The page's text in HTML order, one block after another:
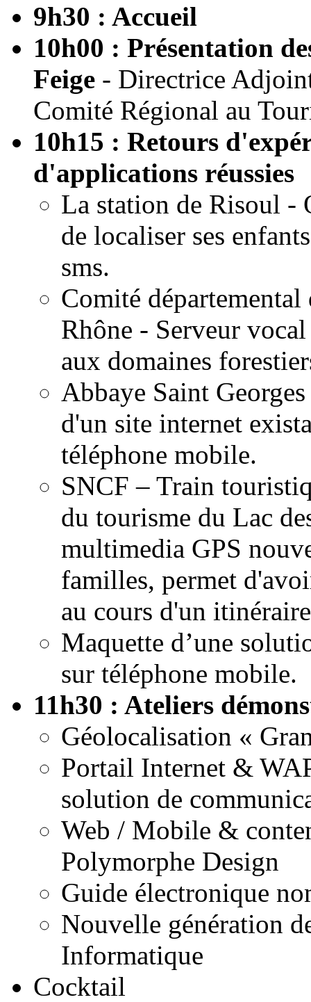
9h30 : Accueil
10h00 : Présentation
Feige - Directrice
Comité Régional au
10h15 : Retours
d'applications réussies
La station de Risoul
de localiser ses
sms.
Comité
Rhône - Serveur
aux domaines
Abbaye Saint
d'un site internet
téléphone mobile.
SNCF – Train
du tourisme du Lac
multimedia GPS
familles, permet
au cours d'un
Maquette d’une
sur téléphone mobile.
11h30 : Ateliers
Géolocalisation «
Portail Internet &
solution de
Web / Mobile &
Polymorphe Design
Guide électronique
Nouvelle génération
Informatique
Cocktail